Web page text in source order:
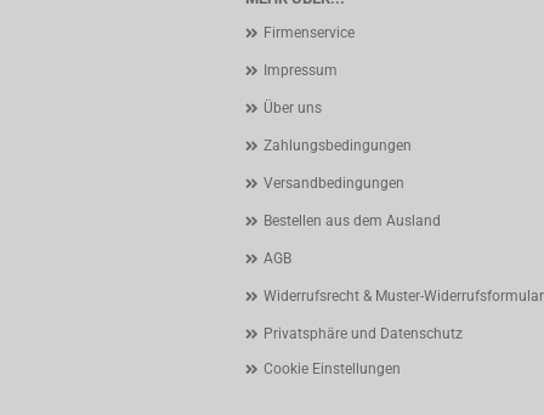
Firmenservice
Impressum
Über uns
Zahlungsbedingungen
Versandbedingungen
Bestellen aus dem Ausland
AGB
Widerrufsrecht & Muster-Widerrufsformular
Privatsphäre und Datenschutz
Cookie Einstellungen